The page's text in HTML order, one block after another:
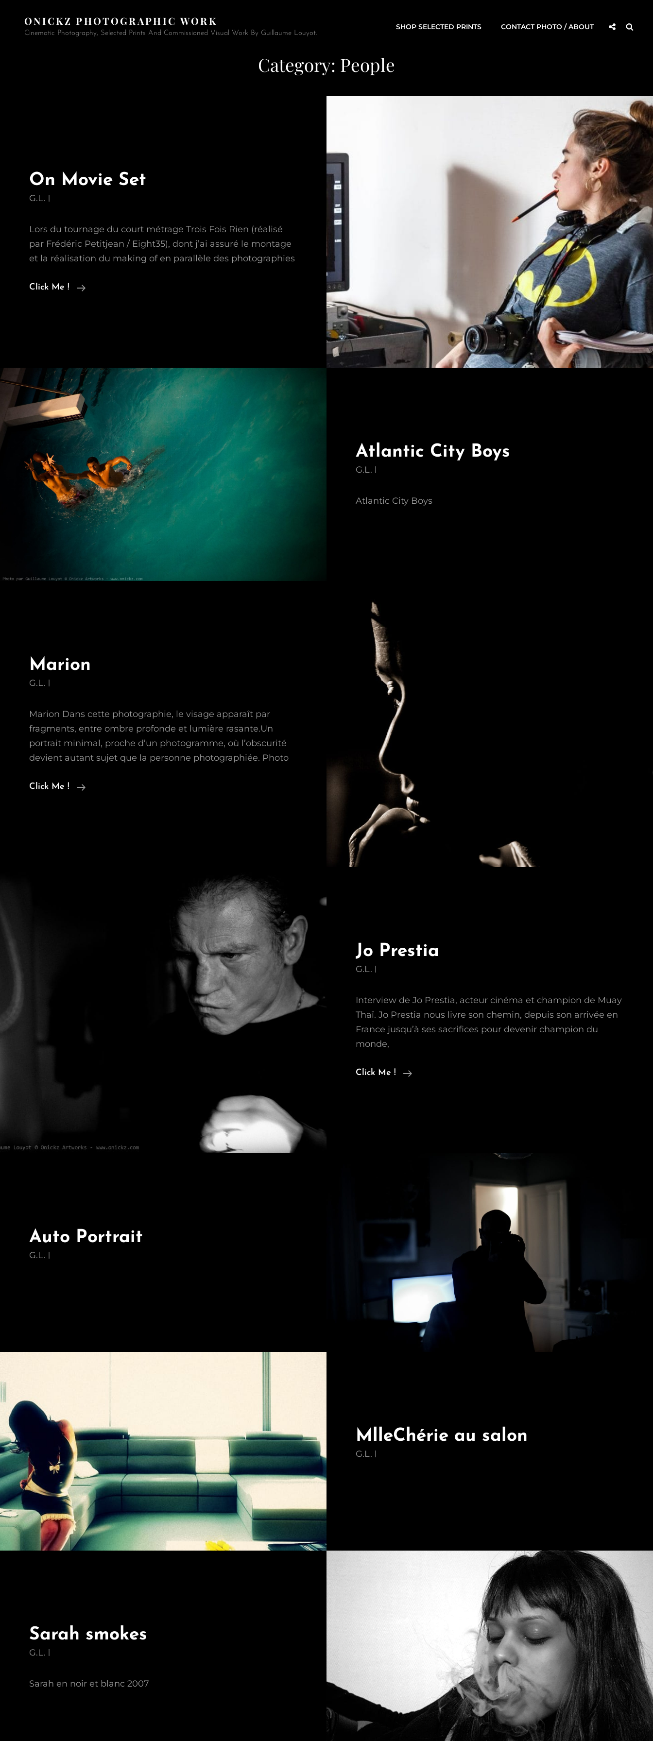
ONICKZ PHOTOGRAPHIC WORK
Cinematic Photography, Selected Prints And Commissioned Visual Work By Guillaume Louyot.
SHOP SELECTED PRINTS CONTACT PHOTO / ABOUT
Social
Category: People
On Movie Set
G.L.
Lors du tournage du court métrage Trois Fois Rien (réalisé
par Frédéric Petitjean / Eight35), dont j’ai assuré le montage
et la réalisation du making of en parallèle des photographies
Click Me !
On
Atlantic City Boys
G.L.
Atlantic City Boys
Marion
G.L.
Marion Dans cette photographie, le visage apparaît par
fragments, entre ombre profonde et lumière rasante.Un
portrait minimal, proche d’un photogramme, où l’obscurité
devient autant sujet que la personne photographiée. Photo
Click Me ! Marion
Jo Prestia
G.L.
Interview de Jo Prestia, acteur cinéma et champion de Muay
Thaï. Jo Prestia nous livre son chemin, depuis son arrivée en
France jusqu’à ses sacrifices pour devenir champion du
monde,
Click Me !
Jo
Auto Portrait
G.L.
MlleChérie au salon
G.L.
Sarah smokes
G.L.
Sarah en noir et blanc 2007